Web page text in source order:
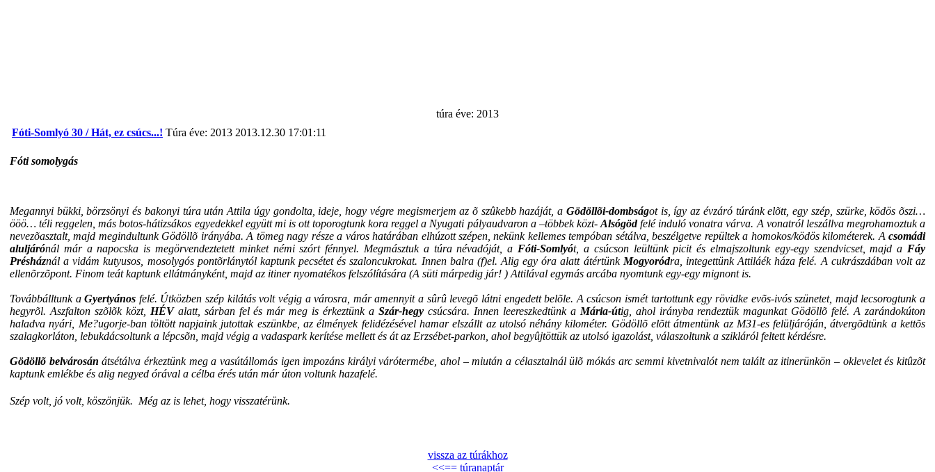
túra éve: 2013
Fóti-Somlyó 30 / Hát, ez csúcs...! Túra éve: 2013 2013.12.30 17:01:11
Fóti somolygás
Megannyi bükki, börzsönyi és bakonyi túra után Attila úgy gondolta, ideje, hogy végre megismerjem az õ szûkebb hazáját, a Gödöllõi-dombságot is, így az évzáró túránk elõtt, egy szép, szürke, ködös õszi…
ööö… téli reggelen, más botos-hátizsákos egyedekkel együtt mi is ott toporogtunk kora reggel a Nyugati pályaudvaron a –többek közt-Alsógödfelé induló vonatra várva. A vonatról leszállva megrohamoztuk a
nevezõasztalt, majd megindultunk Gödöllõ irányába. A tömeg nagy része a város határában elhúzott szépen, nekünk kellemes tempóban sétálva, beszélgetve repültek a homokos/ködös kilométerek. A csomádi
aluljárónál már a napocska is megörvendeztetett minket némi szórt fénnyel. Megmásztuk a túra névadóját, a Fóti-Somlyót, a csúcson leültünk picit és elmajszoltunk egy-egy szendvicset, majd a Fáy
Présháznál a vidám kutyusos, mosolygós pontõrlánytól kaptunk pecsétet és szaloncukrokat. Innen balra (f)el. Alig egy óra alatt átértünk Mogyoródra, integettünk Attiláék háza felé. A cukrászdában volt az
ellenõrzõpont. Finom teát kaptunk ellátmányként, majd az itiner nyomatékos felszólítására (A süti márpedig jár! ) Attilával egymás arcába nyomtunk egy-egy mignont is.
Továbbálltunk aGyertyános felé. Útközben szép kilátás volt végig a városra, már amennyit a sûrû levegõ látni engedett belõle. A csúcson ismét tartottunk egy rövidke evõs-ivós szünetet, majd lecsorogtunk a
hegyrõl. Aszfalton szõlõk közt, HÉV alatt, sárban fel és már meg is érkeztünk a Szár-hegy csúcsára. Innen leereszkedtünk aMária-útig, ahol irányba rendeztük magunkat Gödöllõ felé. A zarándokúton
haladva nyári, Me?ugorje-ban töltött napjaink jutottak eszünkbe, az élmények felidézésével hamar elszállt az utolsó néhány kilométer. Gödöllõ elõtt átmentünk az M31-es felüljáróján, átvergõdtünk a kettõs
szalagkorláton, lebukdácsoltunk a lépcsõn, majd végig a vadaspark kerítése mellett és át az Erzsébet-parkon, ahol begyûjtöttük az utolsó igazolást, válaszoltunk a szikláról feltett kérdésre.
Gödöllõ belvárosán átsétálva érkeztünk meg a vasútállomás igen impozáns királyi várótermébe, ahol – miután a célasztalnál ülõ mókás arc semmi kivetnivalót nem talált az itinerünkön – oklevelet és kitûzõt
kaptunk emlékbe és alig negyed órával a célba érés után már úton voltunk hazafelé.
Szép volt, jó volt, köszönjük. Még az is lehet, hogy visszatérünk.
vissza az túrákhoz
<<== túranaptár